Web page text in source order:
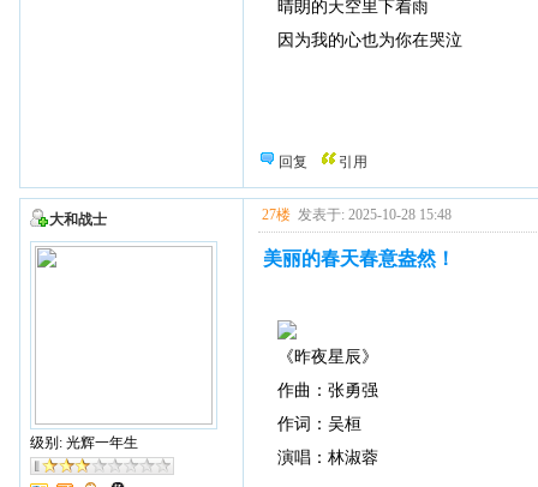
晴朗的天空里下着雨
因为我的心也为你在哭泣
回复 引用
大和战士
级别: 光辉一年生
27楼 发表于: 2025-10-28 15:48
美丽的春天春意盎然！
《昨夜星辰》
作曲：张勇强
作词：吴桓
演唱：林淑蓉